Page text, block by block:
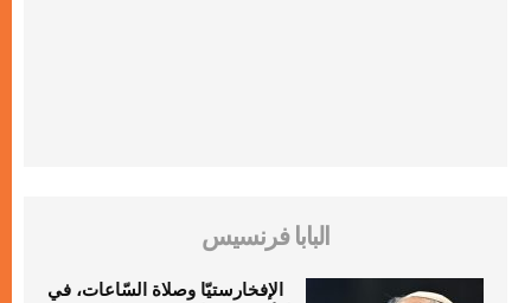
البابا فرنسيس
الإفخارستيّا وصلاة السّاعات، في